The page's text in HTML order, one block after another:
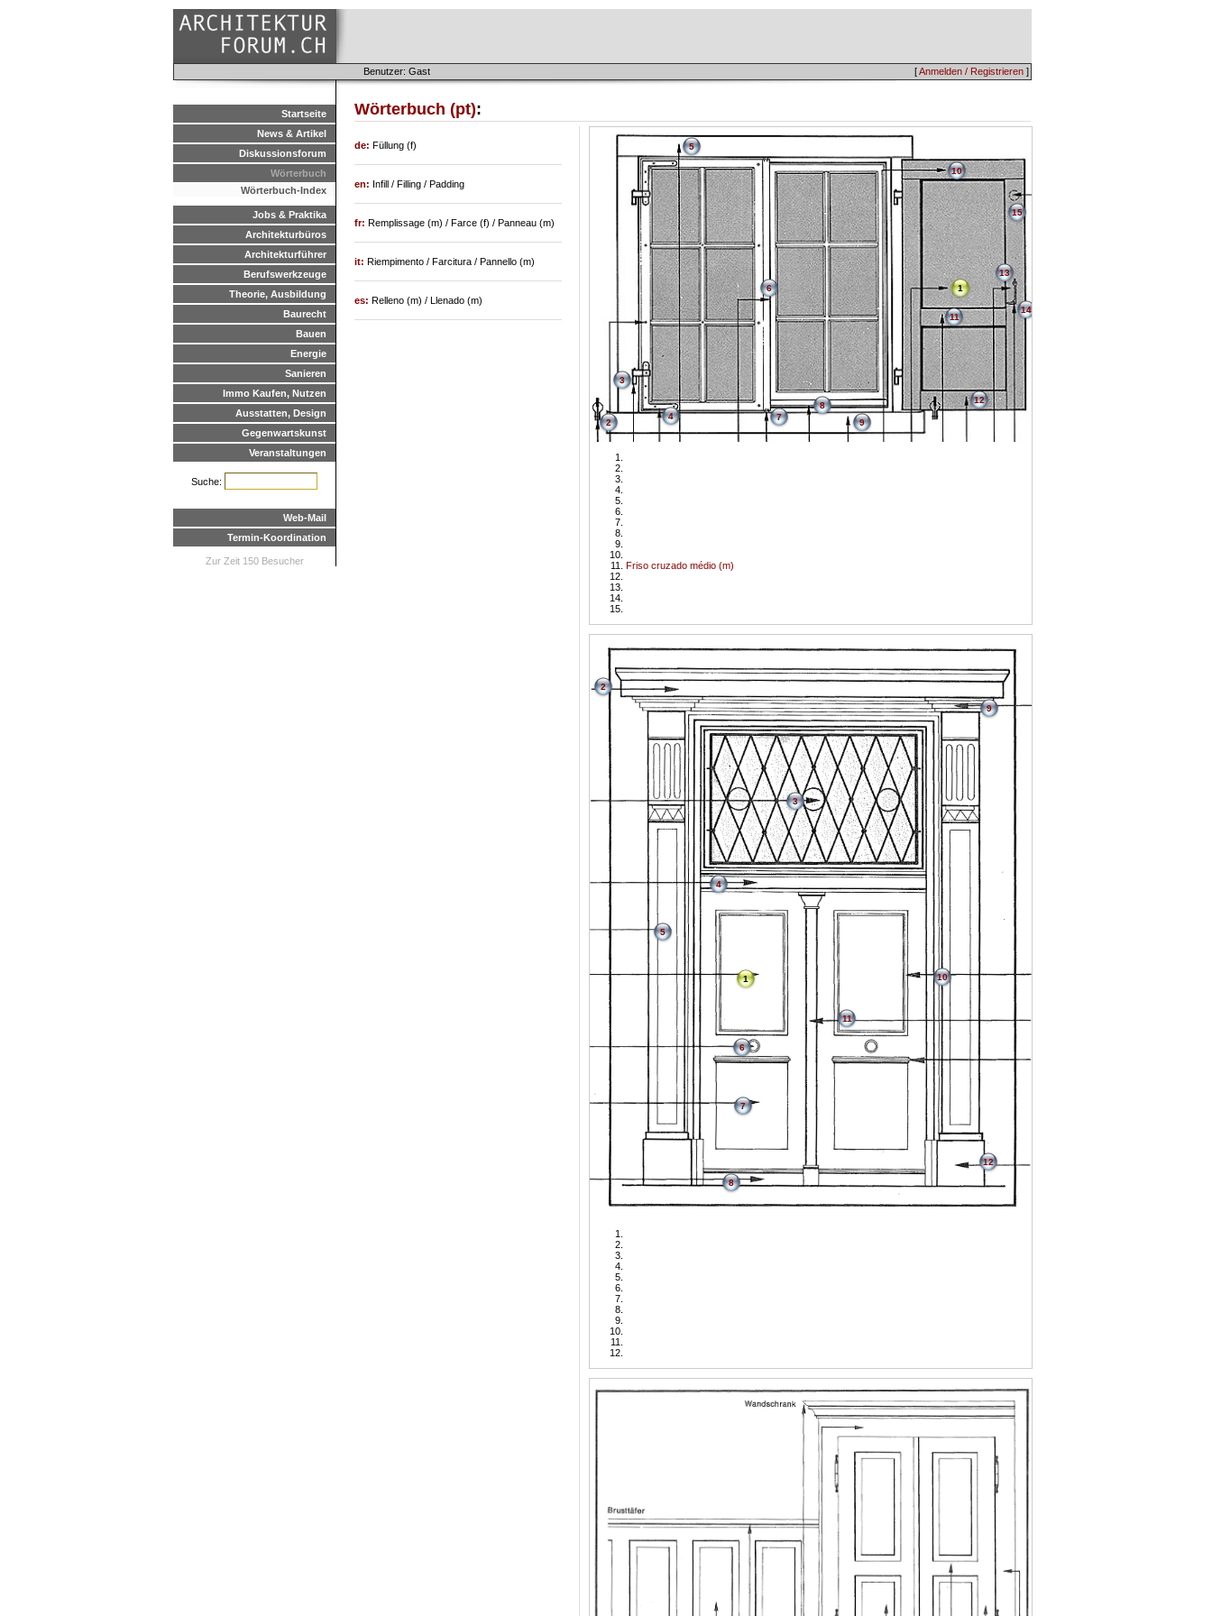
[Anmelden / Registrieren ]
Benutzer: Gast
Startseite
News & Artikel
Diskussionsforum
Wörterbuch
Wörterbuch-Index
Jobs & Praktika
Architekturbüros
Architekturführer
Berufswerkzeuge
Theorie, Ausbildung
Baurecht
Bauen
Energie
Sanieren
Immo Kaufen, Nutzen
Ausstatten, Design
Gegenwartskunst
Veranstaltungen
Suche:
Web-Mail
Termin-Koordination
Zur Zeit 150 Besucher
Wörterbuch (pt):
1
2
3
4
5
6
7
8
9
10
Friso cruzado médio (m)
11
12
13
14
15
1
2
3
4
5
6
7
8
9
10
11
12
de: Füllung (f)
en: Infill / Filling / Padding
fr: Remplissage (m) / Farce (f) / Panneau (m)
it: Riempimento / Farcitura / Pannello (m)
es: Relleno (m) / Llenado (m)